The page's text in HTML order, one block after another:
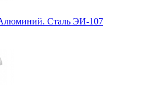
Сталь ЭИ-107